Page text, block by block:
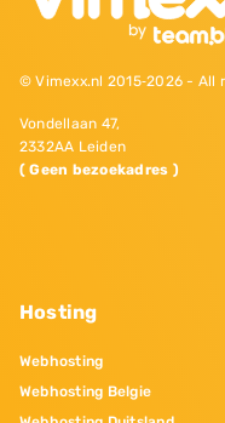
© Vimexx.nl 2015‐2026 - All
Vondellaan 47,
2332AA Leiden
( Geen bezoekadres )
Hosting
Webhosting
Webhosting Belgie